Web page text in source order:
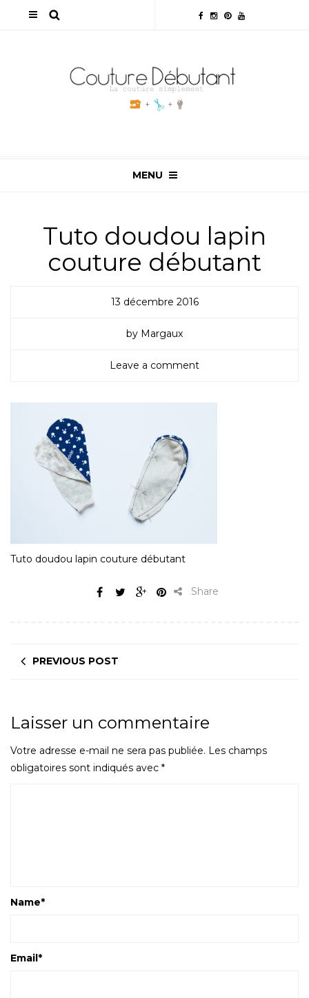
MENU
Tuto doudou lapin
couture débutant
13 décembre 2016
by Margaux
Leave a comment
Tuto doudou lapin couture débutant
Share
PREVIOUS POST
Laisser un commentaire
Votre adresse e-mail ne sera pas publiée. Les champs
obligatoires sont indiqués avec *
Name*
Email*